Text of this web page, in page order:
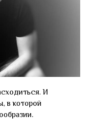
И
в которой